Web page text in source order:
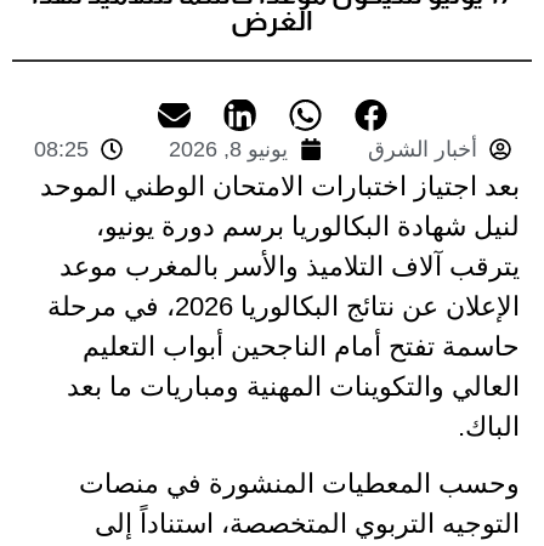
الغرض
أخبار الشرق يونيو 8, 2026 08:25
بعد اجتياز اختبارات الامتحان الوطني الموحد
لنيل شهادة البكالوريا برسم دورة يونيو،
يترقب آلاف التلاميذ والأسر بالمغرب موعد
الإعلان عن نتائج البكالوريا 2026، في مرحلة
حاسمة تفتح أمام الناجحين أبواب التعليم
العالي والتكوينات المهنية ومباريات ما بعد
الباك.
وحسب المعطيات المنشورة في منصات
التوجيه التربوي المتخصصة، استناداً إلى